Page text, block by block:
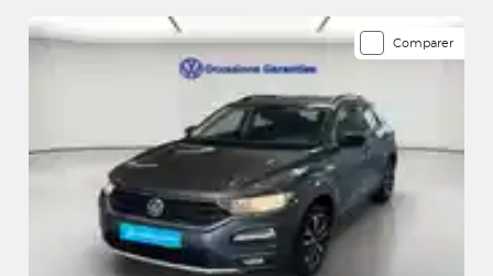
Comparer